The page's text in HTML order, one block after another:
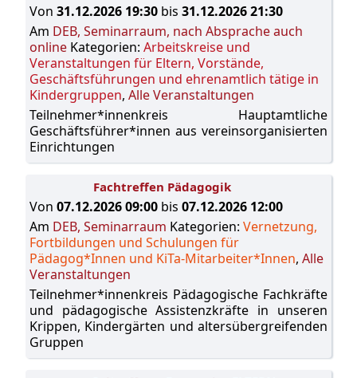
Von 31.12.2026 19:30 bis 31.12.2026 21:30
Am DEB, Seminarraum, nach Absprache auch
online Kategorien: Arbeitskreise und
Veranstaltungen für Eltern, Vorstände,
Geschäftsführungen und ehrenamtlich tätige in
Kindergruppen, Alle Veranstaltungen
Teilnehmer*innenkreis Hauptamtliche
Geschäftsführer*innen aus vereinsorganisierten
Einrichtungen
Fachtreffen Pädagogik
Von 07.12.2026 09:00 bis 07.12.2026 12:00
Am DEB, Seminarraum Kategorien: Vernetzung,
Fortbildungen und Schulungen für
Pädagog*Innen und KiTa-Mitarbeiter*Innen, Alle
Veranstaltungen
Teilnehmer*innenkreis Pädagogische Fachkräfte
und pädagogische Assistenzkräfte in unseren
Krippen, Kindergärten und altersübergreifenden
Gruppen